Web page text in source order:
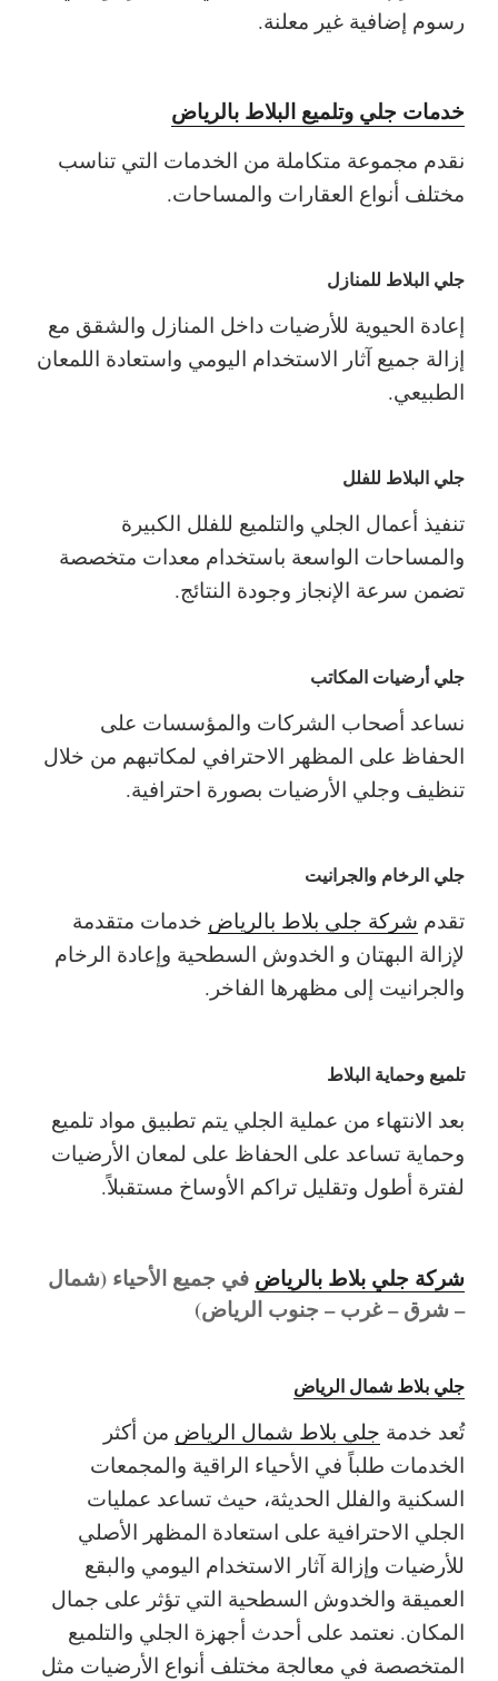
رسوم إضافية غير معلنة.
خدمات جلي وتلميع البلاط بالرياض
نقدم مجموعة متكاملة من الخدمات التي تناسب
مختلف أنواع العقارات والمساحات.
جلي البلاط للمنازل
إعادة الحيوية للأرضيات داخل المنازل والشقق مع
إزالة جميع آثار الاستخدام اليومي واستعادة اللمعان
الطبيعي.
جلي البلاط للفلل
تنفيذ أعمال الجلي والتلميع للفلل الكبيرة
والمساحات الواسعة باستخدام معدات متخصصة
تضمن سرعة الإنجاز وجودة النتائج.
جلي أرضيات المكاتب
نساعد أصحاب الشركات والمؤسسات على
الحفاظ على المظهر الاحترافي لمكاتبهم من خلال
تنظيف وجلي الأرضيات بصورة احترافية.
جلي الرخام والجرانيت
تقدم شركة جلي بلاط بالرياض خدمات متقدمة
لإزالة البهتان و الخدوش السطحية وإعادة الرخام
والجرانيت إلى مظهرها الفاخر.
تلميع وحماية البلاط
بعد الانتهاء من عملية الجلي يتم تطبيق مواد تلميع
وحماية تساعد على الحفاظ على لمعان الأرضيات
لفترة أطول وتقليل تراكم الأوساخ مستقبلاً.
شركة جلي بلاط بالرياض في جميع الأحياء (شمال
– شرق – غرب – جنوب الرياض)
جلي بلاط شمال الرياض
تُعد خدمة جلي بلاط شمال الرياض من أكثر
الخدمات طلباً في الأحياء الراقية والمجمعات
السكنية والفلل الحديثة، حيث تساعد عمليات
الجلي الاحترافية على استعادة المظهر الأصلي
للأرضيات وإزالة آثار الاستخدام اليومي والبقع
العميقة والخدوش السطحية التي تؤثر على جمال
المكان. نعتمد على أحدث أجهزة الجلي والتلميع
المتخصصة في معالجة مختلف أنواع الأرضيات مثل